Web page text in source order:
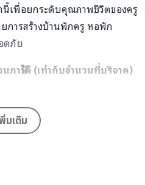
นี้เพื่อยกระดับคุณภาพชีวิตของครู
การสร้างบ้านพักครู หอพัก
ดภัย
าษีได้ (เท่ากับจำนวนที่บริจาค)
มเติม